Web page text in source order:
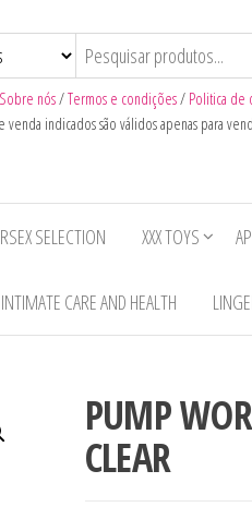
Sobre nós/Termos e condições/ Politica de
venda indicados são válidos apenas para
SELECTION XXX TOYS
INTIMATE CARE AND HEALTH
PUMP
CLEAR